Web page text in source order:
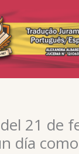
21 de
día